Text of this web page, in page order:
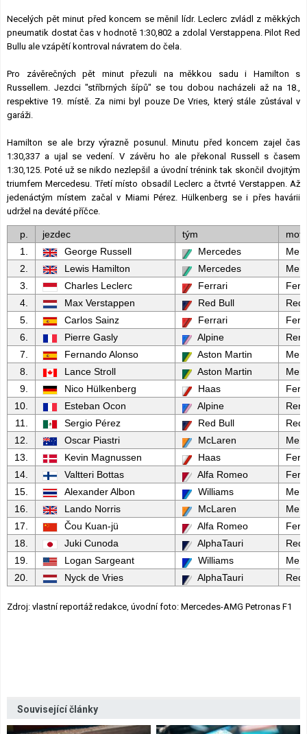
Necelých pět minut před koncem se měnil lídr. Leclerc zvládl z měkkých
pneumatik dostat čas v hodnotě 1:30,802 a zdolal Verstappena. Pilot Red
Bullu ale vzápětí kontroval návratem do čela.
Pro závěrečných pět minut přezuli na měkkou sadu i Hamilton s
Russellem. Jezdci "stříbrných šípů" se tou dobou nacházeli až na 18.,
respektive 19. místě. Za nimi byl pouze De Vries, který stále zůstával v
garáži.
Hamilton se ale brzy výrazně posunul. Minutu před koncem zajel čas
1:30,337 a ujal se vedení. V závěru ho ale překonal Russell s časem
1:30,125. Poté už se nikdo nezlepšil a úvodní trénink tak skončil dvojitým
triumfem Mercedesu. Třetí místo obsadil Leclerc a čtvrté Verstappen. Až
jedenáctým místem začal v Miami Pérez. Hülkenberg se i přes havárii
udržel na deváté příčce.
p. jezdec tým
1.
George Russell Mercedes
2.
Lewis Hamilton Mercedes
3.
Charles Leclerc Ferrari
4.
Max Verstappen Red Bull
Red
5.
Carlos Sainz Ferrari
6.
Pierre Gasly Alpine
7.
Fernando Alonso Aston Martin
8.
Lance Stroll Aston Martin
9.
Nico Hülkenberg Haas
10.
Esteban Ocon Alpine
11.
Sergio Pérez Red Bull
Red
12.
Oscar Piastri McLaren
13.
Kevin Magnussen Haas
14.
Valtteri Bottas Alfa Romeo
15.
Alexander Albon Williams
16.
Lando Norris McLaren
17.
Čou Kuan-jü Alfa Romeo
18.
Juki Cunoda AlphaTauri
Red
19.
Logan Sargeant Williams
20.
Nyck de Vries AlphaTauri Red
Zdroj: vlastní reportáž redakce, úvodní foto: Mercedes-AMG Petronas F1
Související články